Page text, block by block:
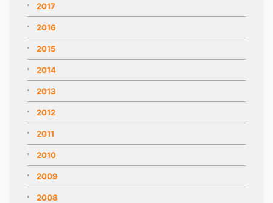
2017
2016
2015
2014
2013
2012
2011
2010
2009
2008